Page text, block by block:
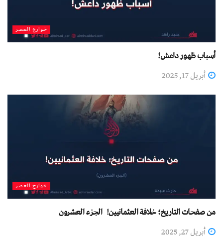
خوارج العصر
أسباب ظهور داعش!
أبريل 17, 2025
خوارج العصر
من صفحات التاريخ؛ خلافة العثمانيين! الجزء العشرون
أبريل 27, 2025